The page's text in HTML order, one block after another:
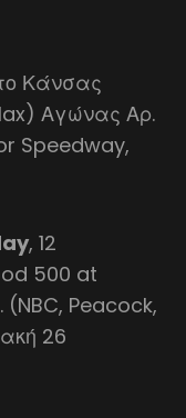
Κάνσας
Αγώνας Αρ.
Speedway,
, 12
500 at
Peacock,
26